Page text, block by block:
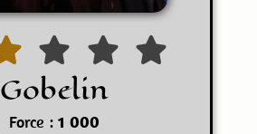
Gobelin
Force : 1 000